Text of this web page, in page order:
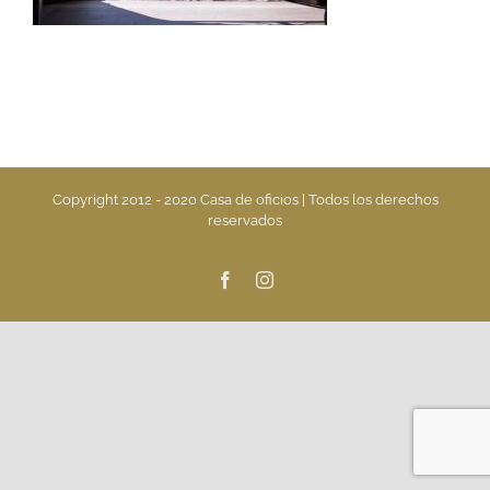
Copyright 2012 - 2020 Casa de oficios | Todos los derechos
reservados
FacebookInstagram